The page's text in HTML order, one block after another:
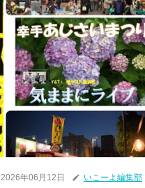
2026年06月12日 いこーよ編集部